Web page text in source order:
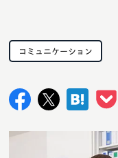
コミュニケーション